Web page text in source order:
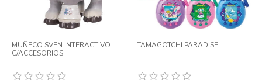
MUÑECO SVEN INTERACTIVO
C/ACCESORIOS
TAMAGOTCHI PARADISE